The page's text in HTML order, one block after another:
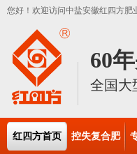
您好！欢迎访问中盐安徽红四方肥
60
全国大
红四方首页 控失复合肥